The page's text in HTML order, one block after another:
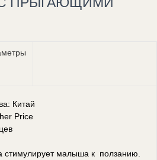
Китай
Price
стимулирует малыша к ползанию.